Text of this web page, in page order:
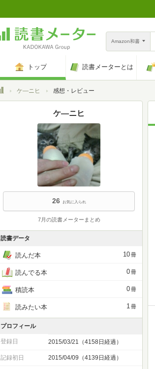
Amazon和書
トップ 読書メーターとは
トップケ―ニヒ 感想・レビュー
ケ―ニヒ
26 お気に入られ
7月の読書メーターまとめ
読書データ
読んだ本 10冊
読んでる本 0冊
積読本 0冊
読みたい本 1冊
プロフィール
登録日 2015/03/21（4158日経過）
記録初日 2015/04/09（4139日経過）